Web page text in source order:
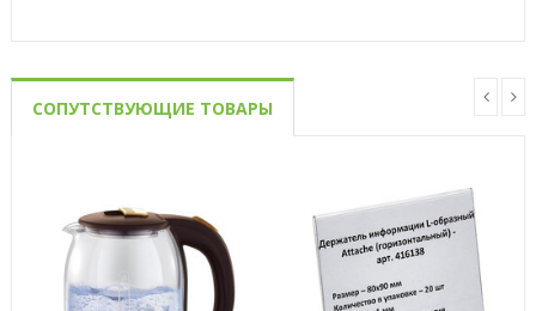
СОПУТСТВУЮЩИЕ ТОВАРЫ